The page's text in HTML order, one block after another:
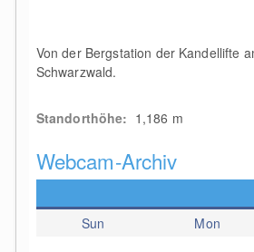
Von der Bergstation der Kandellifte
Schwarzwald.
Standorthöhe: 1,186 m
Webcam-Archiv
Sun
Mon